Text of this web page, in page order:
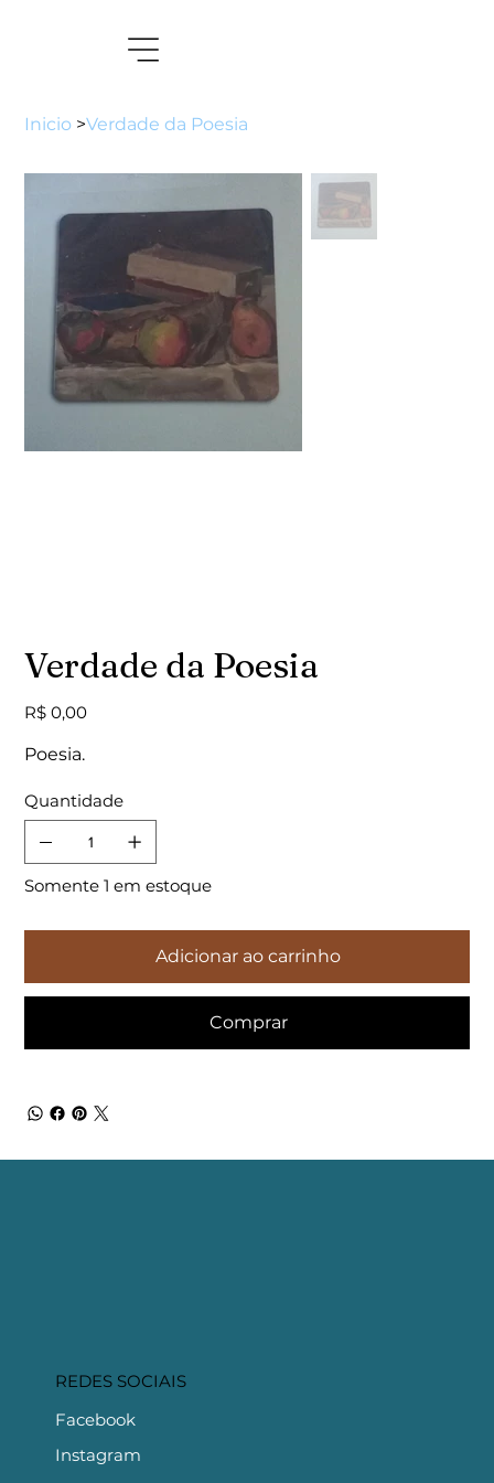
Inicio >Verdade da Poesia
Verdade da Poesia
Preço
R$ 0,00
Poesia.
Quantidade
Somente 1 em estoque
Adicionar ao carrinho
Comprar
REDES SOCIAIS
Facebook
Instagram